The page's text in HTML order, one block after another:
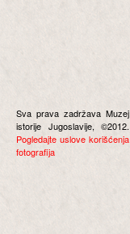
Sva prava zadržava Muzej
istorije Jugoslavije, ©2012.
Pogledajte uslove korišćenja
fotografija